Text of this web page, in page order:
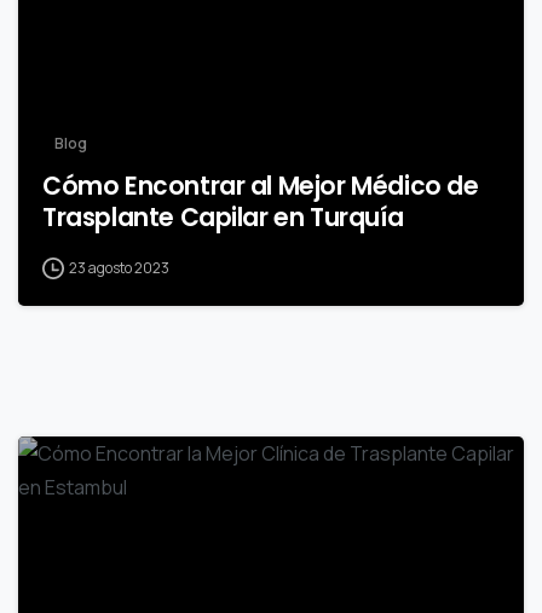
Blog
Cómo Encontrar al Mejor Médico de
Trasplante Capilar en Turquía
23 agosto 2023